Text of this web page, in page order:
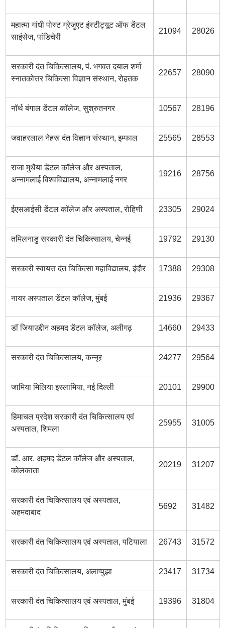
महात्मा गांधी पोस्ट ग्रेजुएट इंस्टीट्यूट ऑफ डेंटल
साइंसेज, पांडिचेरी
21094 28026
सरकारी दंत चिकित्सालय, पं. भगवत दयाल शर्मा
स्नातकोत्तर चिकित्सा विज्ञान संस्थान, रोहतक
22657 28090
नॉर्थ बंगाल डेंटल कॉलेज, सुश्रुतनगर 10567 28196
जवाहरलाल नेहरू दंत विज्ञान संस्थान, इम्फाल 25565 28553
राजा मुथैया डेंटल कॉलेज और अस्पताल,
अन्नामलाई विश्वविद्यालय, अन्नामलाई नगर
19216 28756
ईएसआईसी डेंटल कॉलेज और अस्पताल, रोहिणी 23305 29024
तमिलनाडु सरकारी दंत चिकित्सालय, चेन्नई 19792 29130
सरकारी स्वायत्त दंत चिकित्सा महाविद्यालय, इंदौर 17388 29308
नायर अस्पताल डेंटल कॉलेज, मुंबई 21936 29367
डॉ जियाउद्दीन अहमद डेंटल कॉलेज, अलीगढ़ 14660 29433
सरकारी दंत चिकित्सालय, कन्नूर 24277 29564
जामिया मिलिया इस्लामिया, नई दिल्ली 20101 29900
हिमाचल प्रदेश सरकारी दंत चिकित्सालय एवं
अस्पताल, शिमला
25955 31005
डॉ. आर. अहमद डेंटल कॉलेज और अस्पताल,
कोलकाता
20219 31207
सरकारी दंत चिकित्सालय एवं अस्पताल,
अहमदाबाद
5692 31482
सरकारी दंत चिकित्सालय एवं अस्पताल, पटियाला 26743 31572
सरकारी दंत चिकित्सालय, अलाप्पुझा 23417 31734
सरकारी दंत चिकित्सालय एवं अस्पताल, मुंबई 19396 31804